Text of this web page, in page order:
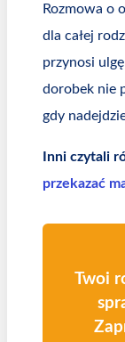
Rozmowa o
dla całej
przynosi
dorobek nie
gdy
Inni czytali
przekazać
Twoi